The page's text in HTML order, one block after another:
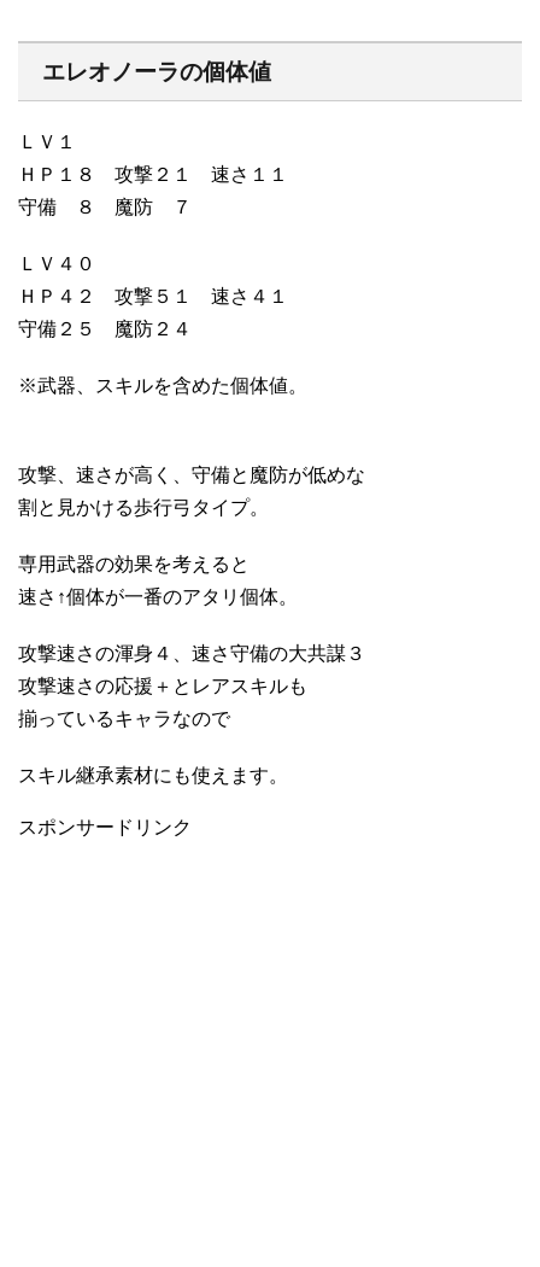
エレオノーラの個体値
ＬＶ１
ＨＰ１８ 攻撃２１ 速さ１１
守備 ８ 魔防 ７
ＬＶ４０
ＨＰ４２ 攻撃５１ 速さ４１
守備２５ 魔防２４
※武器、スキルを含めた個体値。
攻撃、速さが高く、守備と魔防が低めな
割と見かける歩行弓タイプ。
専用武器の効果を考えると
速さ↑個体が一番のアタリ個体。
攻撃速さの渾身４、速さ守備の大共謀３
攻撃速さの応援＋とレアスキルも
揃っているキャラなので
スキル継承素材にも使えます。
スポンサードリンク